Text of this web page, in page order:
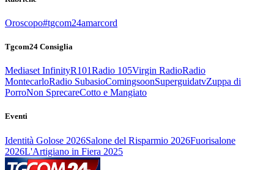
Oroscopo#tgcom24amarcord
Tgcom24 Consiglia
Mediaset InfinityR101Radio 105Virgin RadioRadio
MontecarloRadio SubasioComingsoonSuperguidatvZuppa di
PorroNon SprecareCotto e Mangiato
Eventi
Identità Golose 2026Salone del Risparmio 2026Fuorisalone
2026L'Artigiano in Fiera 2025